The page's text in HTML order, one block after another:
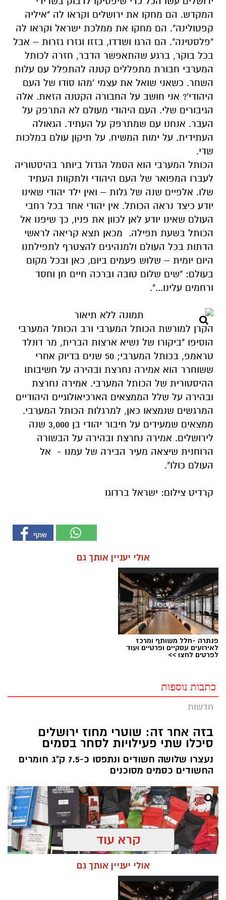
המקדש. הם מחקו את ירושלים וקראו לה "איליה
קפטולינה". הם מחקו את ממלכת ישראל וקראו לה
"פלסטינה". הם הרגו ושדדו, בזזו וגזרו גזרות – אבל
בכל בוקר, ברגע שהתאפשר הדבר, חזרה לכותל
המערבי חבורת מתפללים קטנה להתפלל עם עלות
השחר. כשאני שואל את עצמי 'מהו סודו של העם
היהודי'? אני חושב על החבורה הקטנה הזאת. אלה
הגיבורים שלי. העם היהודי מעולם לא התרפק על
העבר. אנחנו עם שמתרפק על העתיד. הגאולה
העתידית. על ימות המשיח. על תיקון עולם במלכות
שדי.
הכותל המערבי הוא הסמל הגדול ביותר בהיסטוריה
לעברו המפואר של העם היהודי ולתקוות העתיד
שלו. אלפיים שנה של גלות – ואין ילד יהודי שאינו
יודע כיצד נראה הכותל. אין יהודי אחד בכל רחבי
העולם שאינו יודע לאן לכוון את פניו, כך שיפנו אל
הכותל בשעת תפילה. מכאן תצא קריאה לראשי
הדתות בכל העולם ולמנהיגים להצטרף לתפילתנו
היום יומית – שלוש פעמים ביום, כאן ובכל מקום
בעולם: "שים שלום טובה וברכה חיים חן וחסד
ורחמים עלינו...".
הקרן למורשת הכותל המערבי ורב הכותל המערבי
הוסיפו "ביקורו של נשיא ארצות הברית, מר דונלד
טראמפ, בכותל המערבי; 50 שנים בדיוק אחרי
ששוחרר הוא אמירה נחרצת ובהירה על חשיבותו
ההיסטורית של הכותל המערבי. אמירה נחרצת
ובהירה על שלל הממצאים הארכיאולוגיים היהודיים
המרגשים שנמצאו כאן, למרגלות הכותל המערבי.
ממצאים שמעידים על חיבור יהודי בן 3,000 שנה
לירושלים. אמירה נחרצת ובהירה על הבשורה
הרוחנית שיצאה מעיר הבירה של עמנו - אל
העולם כולו".
קרדיט צילום: ישראל ברדוגו
אולי יעניין אותך גם
פנתרה -חלל משותף ומרכז
לאירועים עסקיים ופרטיים ועוד
לפרטים לחצו >>
כתבות נוספות
חדשות
בזה אחר זה: שוטרי מחוז ירושלים
סיכלו שתי פעילויות לסחר בסמים
נעצרו שלושה חשודים ונתפסו כ-7.5 ק"ג חומרים
החשודים כסמים מסוכנים
קרא עוד
אולי יעניין אותך גם